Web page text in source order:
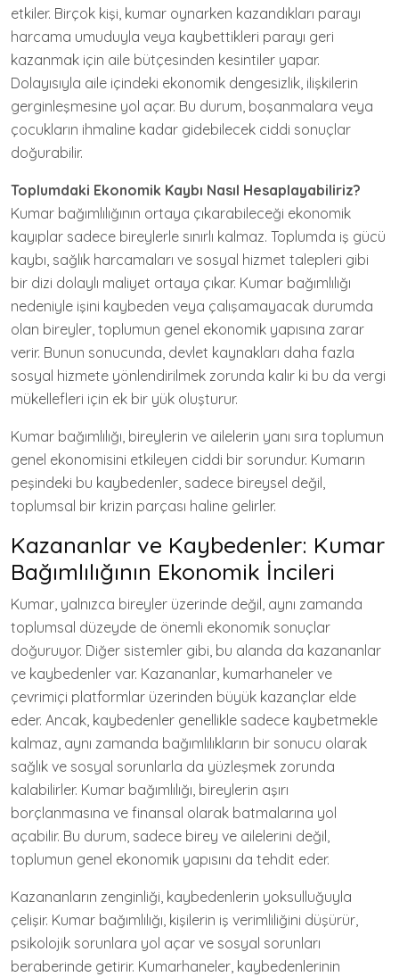
etkiler. Birçok kişi, kumar oynarken kazandıkları parayı
harcama umuduyla veya kaybettikleri parayı geri
kazanmak için aile bütçesinden kesintiler yapar.
Dolayısıyla aile içindeki ekonomik dengesizlik, ilişkilerin
gerginleşmesine yol açar. Bu durum, boşanmalara veya
çocukların ihmaline kadar gidebilecek ciddi sonuçlar
doğurabilir.
Toplumdaki Ekonomik Kaybı Nasıl Hesaplayabiliriz?
Kumar bağımlılığının ortaya çıkarabileceği ekonomik
kayıplar sadece bireylerle sınırlı kalmaz. Toplumda iş gücü
kaybı, sağlık harcamaları ve sosyal hizmet talepleri gibi
bir dizi dolaylı maliyet ortaya çıkar. Kumar bağımlılığı
nedeniyle işini kaybeden veya çalışamayacak durumda
olan bireyler, toplumun genel ekonomik yapısına zarar
verir. Bunun sonucunda, devlet kaynakları daha fazla
sosyal hizmete yönlendirilmek zorunda kalır ki bu da vergi
mükellefleri için ek bir yük oluşturur.
Kumar bağımlılığı, bireylerin ve ailelerin yanı sıra toplumun
genel ekonomisini etkileyen ciddi bir sorundur. Kumarın
peşindeki bu kaybedenler, sadece bireysel değil,
toplumsal bir krizin parçası haline gelirler.
Kazananlar ve Kaybedenler: Kumar
Bağımlılığının Ekonomik İncileri
Kumar, yalnızca bireyler üzerinde değil, aynı zamanda
toplumsal düzeyde de önemli ekonomik sonuçlar
doğuruyor. Diğer sistemler gibi, bu alanda da kazananlar
ve kaybedenler var. Kazananlar, kumarhaneler ve
çevrimiçi platformlar üzerinden büyük kazançlar elde
eder. Ancak, kaybedenler genellikle sadece kaybetmekle
kalmaz, aynı zamanda bağımlılıkların bir sonucu olarak
sağlık ve sosyal sorunlarla da yüzleşmek zorunda
kalabilirler. Kumar bağımlılığı, bireylerin aşırı
borçlanmasına ve finansal olarak batmalarına yol
açabilir. Bu durum, sadece birey ve ailelerini değil,
toplumun genel ekonomik yapısını da tehdit eder.
Kazananların zenginliği, kaybedenlerin yoksulluğuyla
çelişir. Kumar bağımlılığı, kişilerin iş verimliliğini düşürür,
psikolojik sorunlara yol açar ve sosyal sorunları
beraberinde getirir. Kumarhaneler, kaybedenlerinin